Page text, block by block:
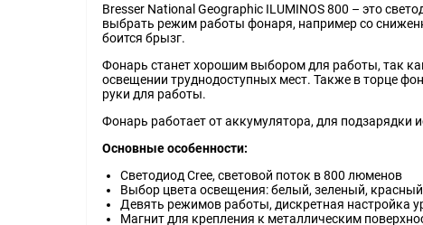
Bresser National Geographic ILUMINOS 800 – это
выбрать режим работы фонаря, например со
боится брызг.
Фонарь станет хорошим выбором для работы, так
освещении труднодоступных мест. Также в торце
руки для работы.
Фонарь работает от аккумулятора, для подзарядки
Основные особенности:
Светодиод Cree, световой поток в 800 люменов
Выбор цвета освещения: белый, зеленый, красный
Девять режимов работы, дискретная настройка
Магнит для крепления к металлическим